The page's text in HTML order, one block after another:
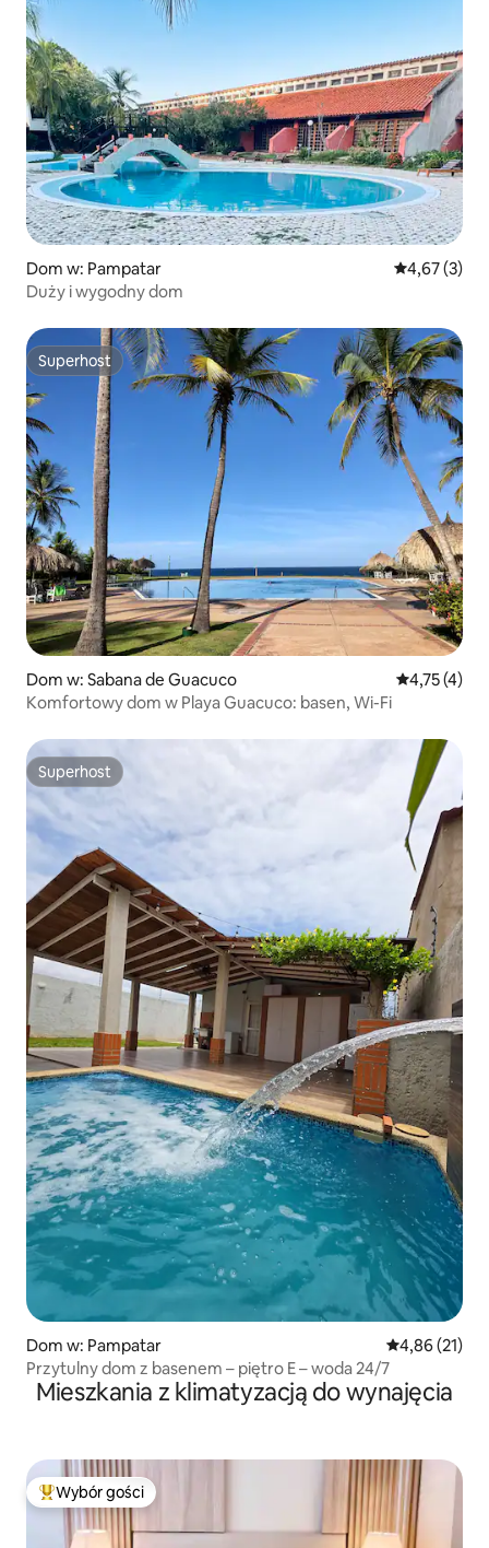
Dom w: Pampatar Średnia
4,67 (3)
Duży i wygodny dom
Superhost
Superhost
Dom w: Sabana de Guacuco Średnia
4,75 (4)
Komfortowy dom w Playa Guacuco: basen, Wi-Fi
Superhost
Superhost
Dom w: Pampatar Średnia
4,86 (21)
Przytulny dom z basenem – piętro E – woda 24/7
Mieszkania z klimatyzacją do wynajęcia
Najpopularniejsze z kategorii Wybór gości
Wybór gości